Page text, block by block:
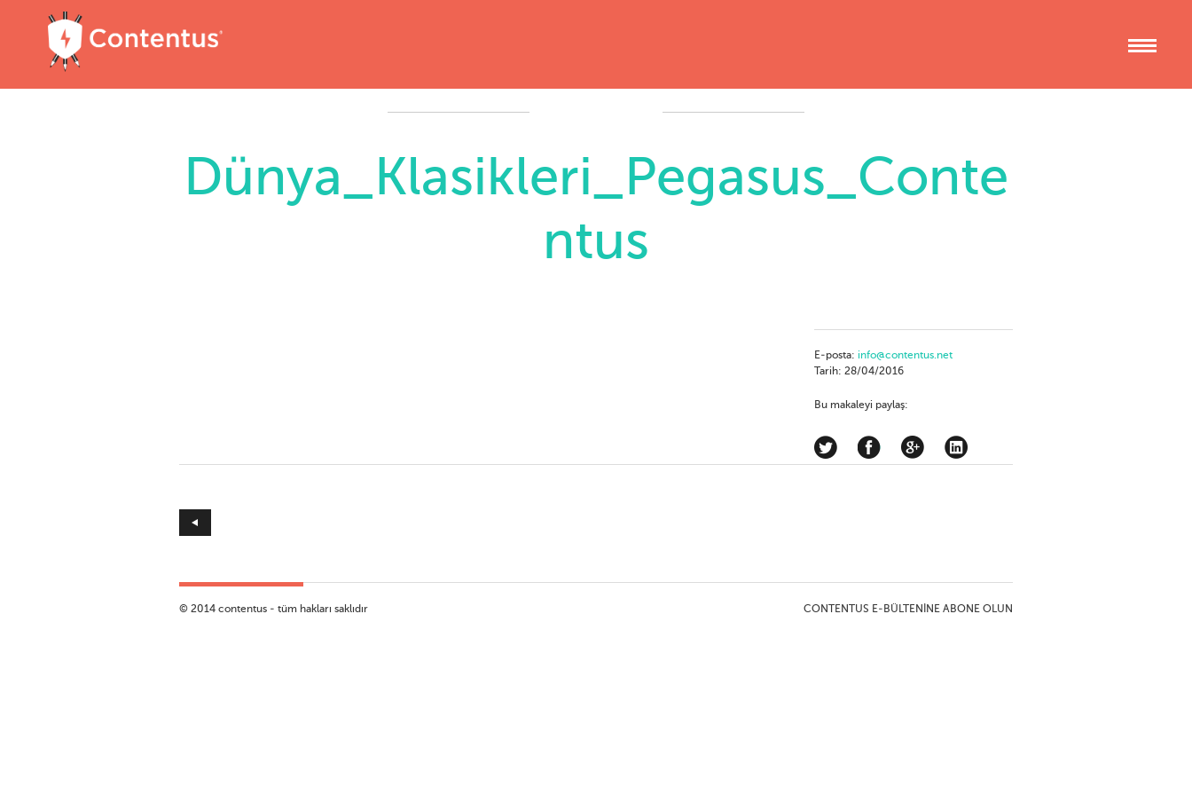
Dünya_Klasikleri_Pegasus_Conte
ntus
E-posta: info@contentus.net
Tarih: 28/04/2016
Bu makaleyi paylaş:
CONTENTUS E-BÜLTENINE ABONE OLUN
© 2014 contentus - tüm hakları saklıdır